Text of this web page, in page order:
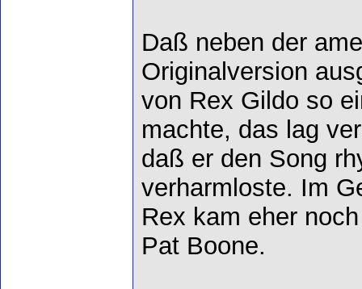
Daß neben der
Originalversion
von Rex Gildo so
machte, das lag
daß er den Song
verharmloste. Im
Rex kam eher
Pat Boone.